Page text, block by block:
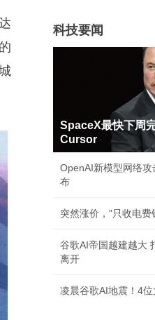
科技要闻
SpaceX最快下周
Cursor
OpenAI新模型网络
布
突然涨价，"只收电
谷歌AI帝国越建越大
离开
凌晨谷歌AI地震！4